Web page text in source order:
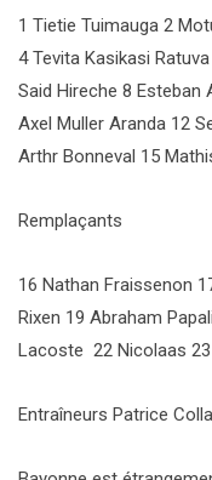
1 Tietie Tuimauga 2
4 Tevita Kasikasi
Said Hireche 8 Esteban
Axel Muller Aranda 12
Arthr Bonneval 15
Remplaçants
16 Nathan Fraissenon
Rixen 19 Abraham
Lacoste 22 Nicolaas
Entraîneurs Patrice